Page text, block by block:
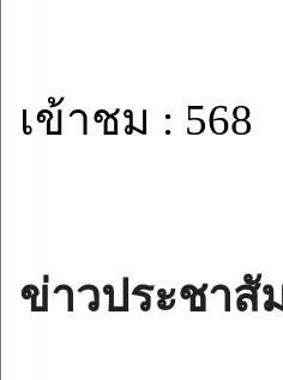
เข้าชม : 568
ข่าวประชาสั